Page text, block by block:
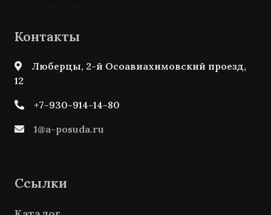
Контакты
Люберцы, 2-й Осоавиахимовский проезд,
12
+7-930-914-14-80
1@a-posuda.ru
Ссылки